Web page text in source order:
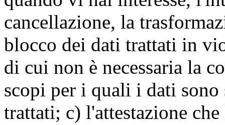
cancellazione, la
blocco dei dati trattati in
di cui non è necessaria la
scopi per i quali i dati sono
trattati; c) l'attestazione